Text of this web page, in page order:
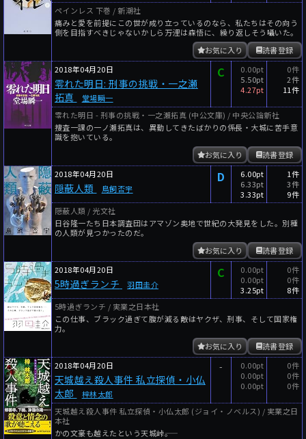
ペインレス 下巻 / 新潮社
痛みと愛を前提にこの世が成り立っているのなら、私たちはその向う
側を目指すべきじゃないかしら――万浬は森悟に、繰り返しそう囁いた。
読書登録
お気に入り
2018年04月20日
零れた明日: 刑事の挑戦・一之瀬
拓真
堂場瞬一
C
0.00pt
5.50pt
4.27pt
0件
2件
11件
零れた明日 - 刑事の挑戦・一之瀬拓真 (中公文庫) / 中央公論新社
捜査一課の一ノ瀬拓真は、異動してきたばかりの係長・大城に苦手意
識を抱いている。
読書登録
お気に入り
2018年04月20日
隠蔽人類 鳥飼否宇
D
6.00pt
6.33pt
3.33pt
1件
3件
9件
隠蔽人類 / 光文社
日谷隆一たち日本調査団はアマゾン奥地で世紀の大発見をした。別種
の人類が見つかったのだ。
読書登録
お気に入り
2018年04月20日
5時過ぎランチ 羽田圭介
C
0.00pt
0.00pt
3.25pt
0件
0件
8件
5時過ぎランチ / 実業之日本社
この仕事、ブラック過ぎて腹が減る――敵はヤクザ、刑事、そして国家権
力。
読書登録
お気に入り
2018年04月20日
天城越え殺人事件 私立探偵・小仏
太郎
梓林太郎
-
0.00pt
0.00pt
0.00pt
0件
0件
0件
天城越え殺人事件 私立探偵・小仏太郎 (ジョイ・ノベルス) / 実業之日
本社
かの文豪も越えたという天城峠――。